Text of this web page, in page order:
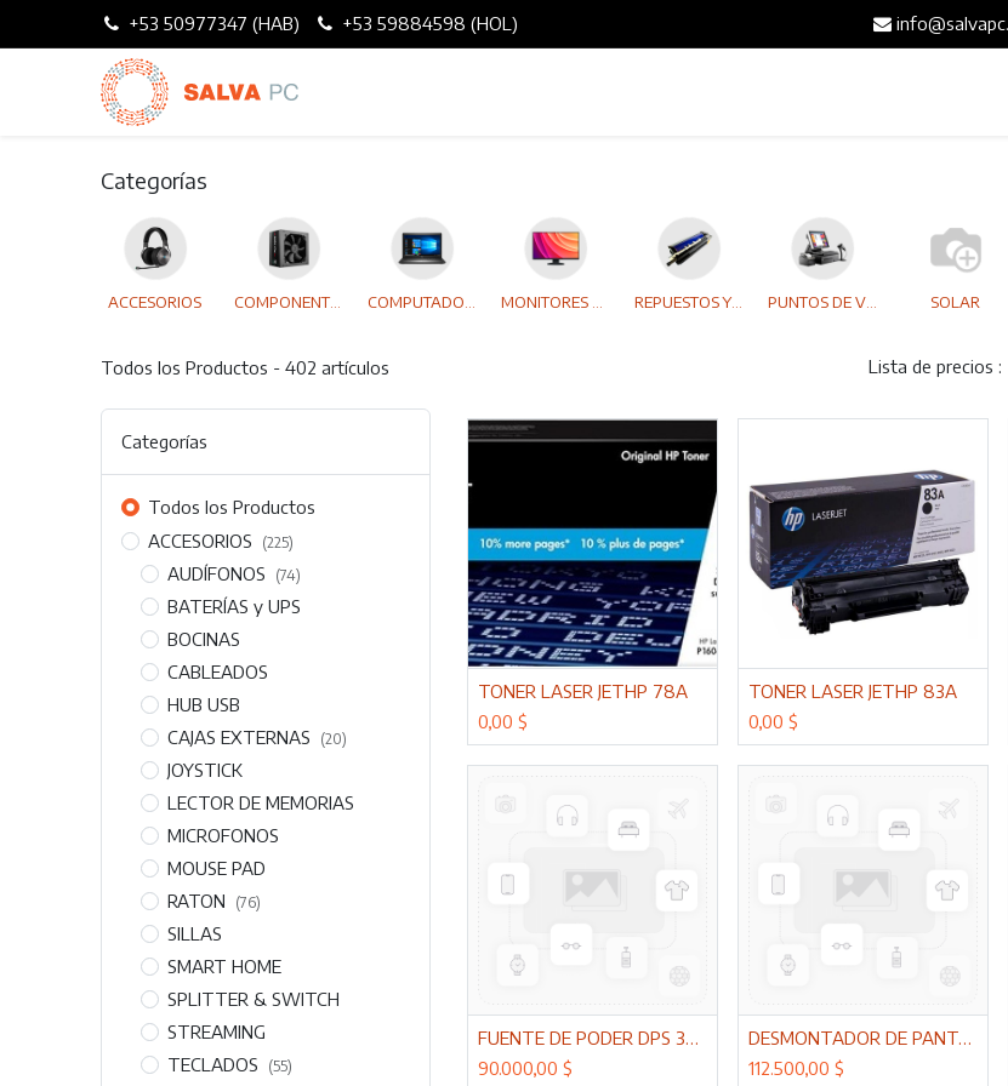
+53 50977347 (HAB) +53 59884598 (HOL)
Categorías
ACCESORIOS COMPONENTES REPUESTOS Y CONSUMIBLES PUNTOS DE VENTAS SOLAR
Todos los Productos - 402 artículos Lista de precios :
Categorías
Todos los Productos
ACCESORIOS
(225)
AUDÍFONOS (74)
BATERÍAS y UPS
BOCINAS
CABLEADOS
HUB USB
CAJAS EXTERNAS
(20)
JOYSTICK
LECTOR DE MEMORIAS
MICROFONOS
MOUSE PAD
RATON
(76)
SILLAS
SMART HOME
SPLITTER & SWITCH
STREAMING
TECLADOS
(55)
Adicionar al carrito
TONER LASER JETHP 78A
0,00 $
Adicionar al carrito
TONER LASER JETHP 83A
0,00 $
Adicionar al carritoFUENTE DE PODER DPS 30V 10A
90.000,00 $
Adicionar al carritoDESMONTADOR DE PANTALLA D/ CELULAR SUNCHINE
112.500,00 $